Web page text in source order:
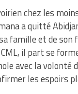
chez les
a quitté
famille et de son
CML, il part se
avec la volonté
les espoirs